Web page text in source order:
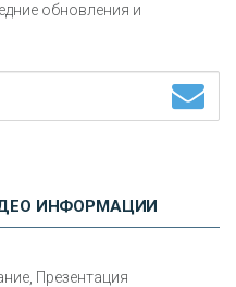
для предпринимателей
обновления и
ИНФОРМАЦИИ
Презентация